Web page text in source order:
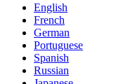
English
French
German
Portuguese
Spanish
Russian